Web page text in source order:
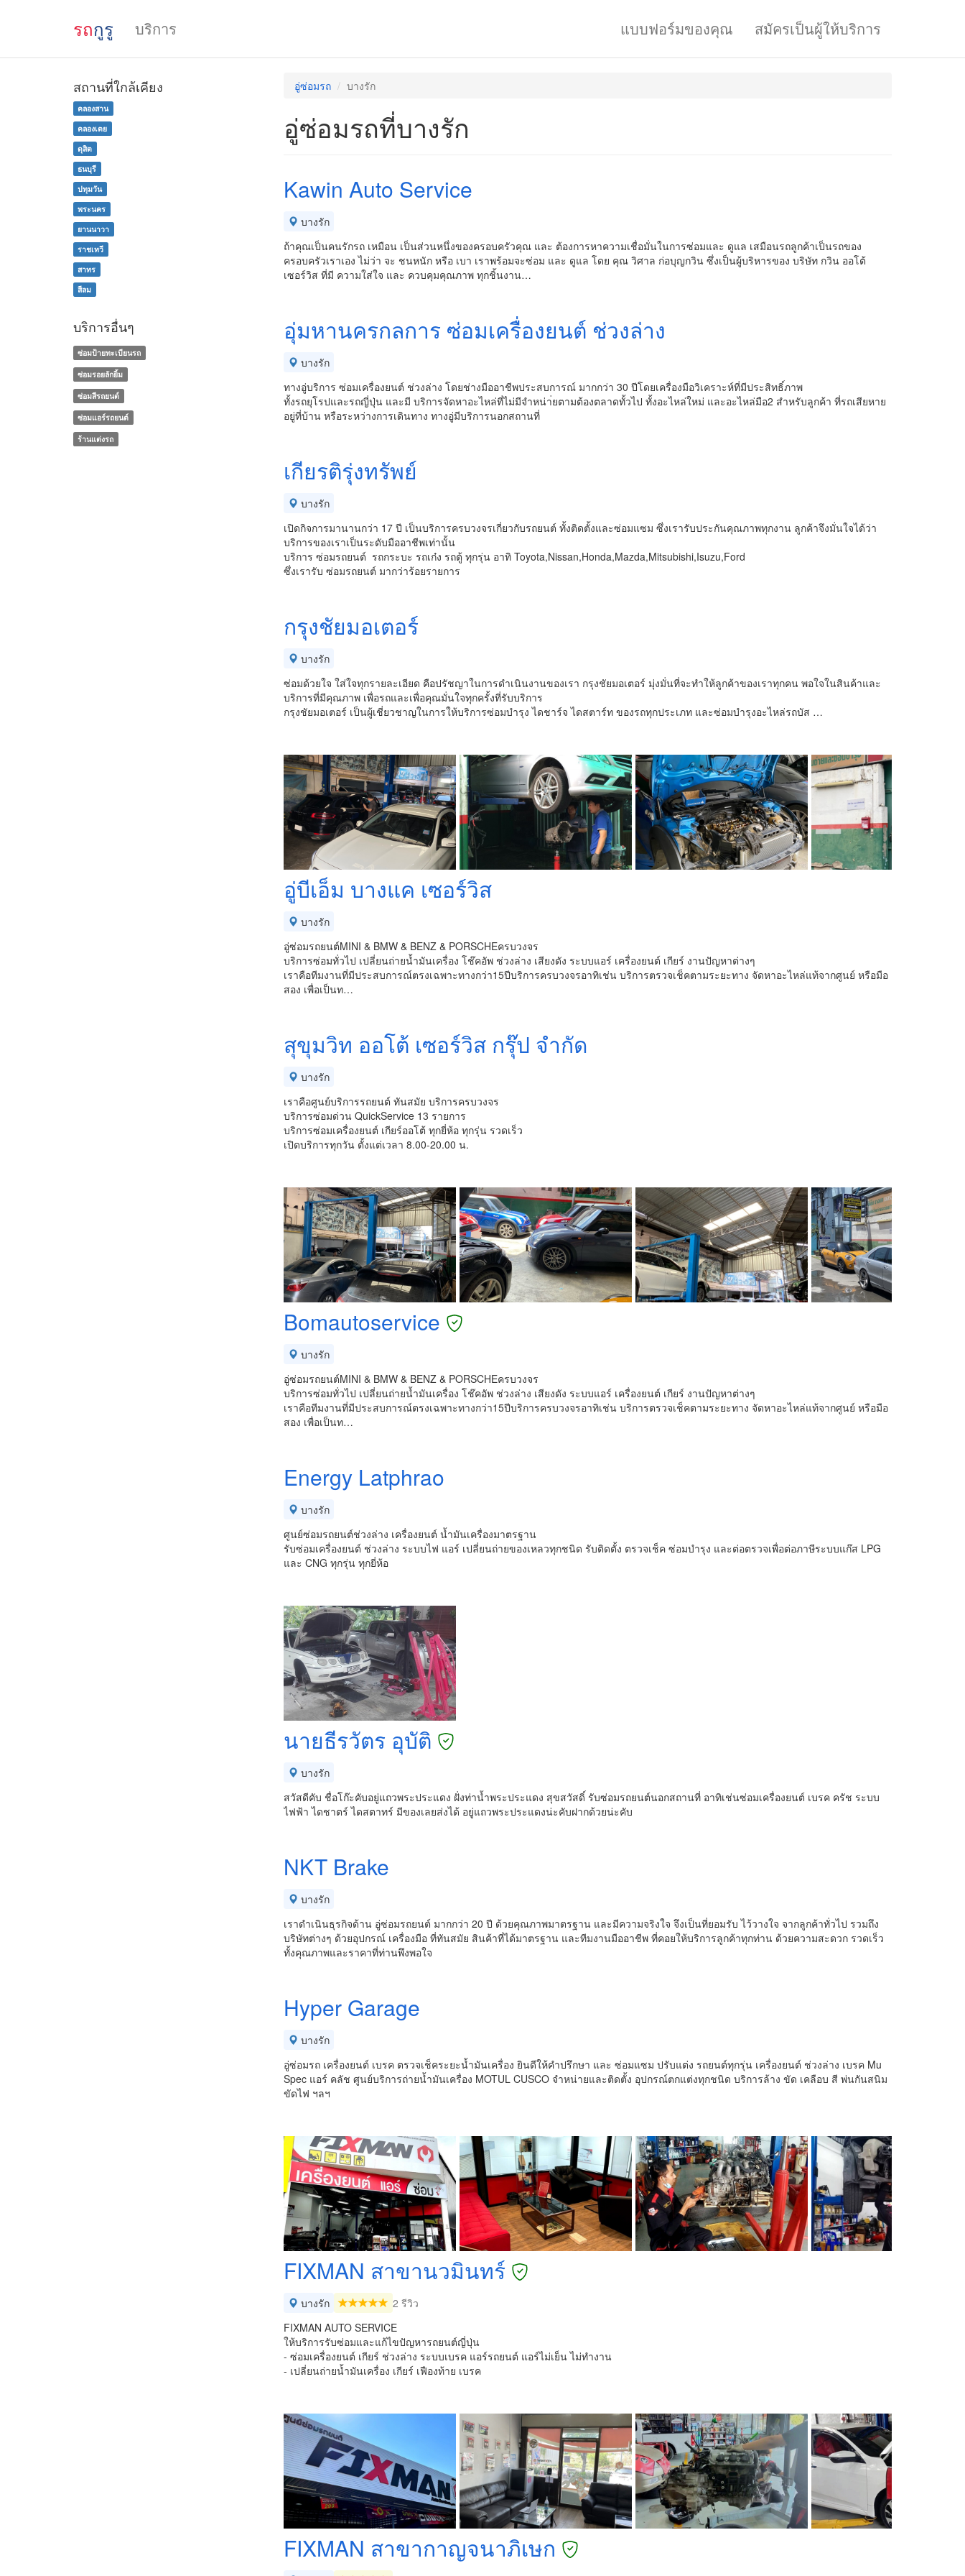
รถกูรู บริการ แบบฟอร์มของคุณ สมัครเป็นผู้ให้บริการ
อู่ซ่อมรถ บางรัก
อู่ซ่อมรถที่บางรัก
Kawin Auto Service
บางรัก
ถ้าคุณเป็นคนรักรถ เหมือน เป็นส่วนหนึ่งของครอบครัวคุณ และ ต้องการหาความเชื่อมั่นในการซ่อมและ ดูแล เสมือนรถลูกค้าเป็นรถของ
ครอบครัวเราเอง ไม่ว่า จะ ชนหนัก หรือ เบา เราพร้อมจะซ่อม และ ดูแล โดย คุณ วิศาล ก่อบุญกวิน ซึ่งเป็นผู้บริหารของ บริษัท กวิน ออโต้
เซอร์วิส ที่มี ความใส่ใจ และ ควบคุมคุณภาพ ทุกชิ้นงาน…
อุ่มหานครกลการ ซ่อมเครื่องยนต์ ช่วงล่าง
บางรัก
ทางอู่บริการ ซ่อมเครื่องยนต์ ช่วงล่าง โดยช่างมืออาชีพประสบการณ์ มากกว่า 30 ปีโดยเครื่องมือวิเคราะห์ที่มีประสิทธิ์ภาพ
ทั้งรถยุโรปและรถญี่ปุ่น และมี บริการจัดหาอะไหล่ที่ไม่มีจำหน่า่ยตามต้องตลาดทั้วไป ทั้งอะไหล่ใหม่ และอะไหล่มือ2 สำหรับลูกค้า ที่รถเสียหาย
อยู่ที่บ้าน หรือระหว่างการเดินทาง ทางอู่มีบริการนอกสถานที่
เกียรติรุ่งทรัพย์
บางรัก
เปิดกิจการมานานกว่า 17 ปี เป็นบริการครบวงจรเกี่ยวกับรถยนต์ ทั้งติดตั้งและซ่อมแซม ซึ่งเรารับประกันคุณภาพทุกงาน ลูกค้าจึงมั่นใจได้ว่า
บริการของเราเป็นระดับมืออาชีพเท่านั้น
บริการ ซ่อมรถยนต์ รถกระบะ รถเก๋ง รถตู้ ทุกรุ่น อาทิ Toyota,Nissan,Honda,Mazda,Mitsubishi,Isuzu,Ford
ซึ่งเรารับ ซ่อมรถยนต์ มากว่าร้อยรายการ
กรุงชัยมอเตอร์
บางรัก
ซ่อมด้วยใจ ใส่ใจทุกรายละเอียด คือปรัชญาในการดำเนินงานของเรา กรุงชัยมอเตอร์ มุ่งมั่นที่จะทำให้ลูกค้าของเราทุกคน พอใจในสินค้าและ
บริการที่มีคุณภาพ เพื่อรถและเพื่อคุณมั่นใจทุกครั้งที่รับบริการ
กรุงชัยมอเตอร์ เป็นผู้เชี่ยวชาญในการให้บริการซ่อมบำรุง ไดชาร์จ ไดสตาร์ท ของรถทุกประเภท และซ่อมบำรุงอะไหล่รถบัส …
อู่บีเอ็ม บางแค เซอร์วิส
บางรัก
อู่ซ่อมรถยนต์MINI & BMW & BENZ & PORSCHEครบวงจร
บริการซ่อมทั่วไป เปลี่ยนถ่ายน้ำมันเครื่อง โช๊คอัพ ช่วงล่าง เสียงดัง ระบบแอร์ เครื่องยนต์ เกียร์ งานปัญหาต่างๆ
เราคือทีมงานที่มีประสบการณ์ตรงเฉพาะทางกว่า15ปีบริการครบวงจร​อาทิเช่น​ บริการตรวจเช็คตามระยะทาง จัดหาอะไหล่แท้​จากศูนย์​ หรือมือ
สอง​ เพื่อเป็นท…
สุขุมวิท ออโต้ เซอร์วิส กรุ๊ป จำกัด
บางรัก
เราคือศูนย์บริการรถยนต์ ทันสมัย บริการครบวงจร
บริการซ่อมด่วน QuickService 13 รายการ
บริการซ่อมเครื่องยนต์ เกียร์ออโต้ ทุกยี่ห้อ ทุกรุ่น รวดเร็ว
เปิดบริการทุกวัน ตั้งแต่เวลา 8.00-20.00 น.
Bomautoservice
บางรัก
อู่ซ่อมรถยนต์MINI & BMW & BENZ & PORSCHEครบวงจร
บริการซ่อมทั่วไป เปลี่ยนถ่ายน้ำมันเครื่อง โช๊คอัพ ช่วงล่าง เสียงดัง ระบบแอร์ เครื่องยนต์ เกียร์ งานปัญหาต่างๆ
เราคือทีมงานที่มีประสบการณ์ตรงเฉพาะทางกว่า15ปีบริการครบวงจร​อาทิเช่น​ บริการตรวจเช็คตามระยะทาง จัดหาอะไหล่แท้​จากศูนย์​ หรือมือ
สอง​ เพื่อเป็นท…
Energy Latphrao
บางรัก
ศูนย์ซ่อมรถยนต์ช่วงล่าง เครื่องยนต์ น้ำมันเครื่องมาตรฐาน
รับซ่อมเครื่องยนต์ ช่วงล่าง ระบบไฟ แอร์ เปลี่ยนถ่ายของเหลวทุกชนิด รับติดตั้ง ตรวจเช็ค ซ่อมบำรุง และต่อตรวจเพื่อต่อภาษีระบบแก๊ส LPG
และ CNG ทุกรุ่น ทุกยี่ห้อ
นายธีรวัตร อุบัติ
บางรัก
สวัสดีคับ ชื่อโก๊ะคับอยู่แถวพระประแดง ฝั่งท่าน้ำพระประแดง สุขสวัสดิ์ รับซ่อมรถยนต์นอกสถานที่ อาทิเช่นซ่อมเครื่องยนต์ เบรค ครัช ระบบ
ไฟฟ้า ไดชาตร์ ไดสตาทร์ มีของเลยส่งได้ อยู่แถวพระประแดงน่ะคับฝากด้วยน่ะคับ
NKT Brake
บางรัก
เราดำเนินธุรกิจด้าน อู่ซ่อมรถยนต์ มากกว่า 20 ปี ด้วยคุณภาพมาตรฐาน และมีความจริงใจ จึงเป็นที่ยอมรับ ไว้วางใจ จากลูกค้าทั่วไป รวมถึง
บริษัทต่างๆ ด้วยอุปกรณ์ เครื่องมือ ที่ทันสมัย สินค้าที่ได้มาตรฐาน และทีมงานมืออาชีพ ที่คอยให้บริการลูกค้าทุกท่าน ด้วยความสะดวก รวดเร็ว
ทั้งคุณภาพและราคาที่ท่านพึงพอใจ
Hyper Garage
บางรัก
อู่ซ่อมรถ เครื่องยนต์ เบรค ตรวจเช็คระยะน้ำมันเครื่อง ยินดีให้คำปรึกษา และ ซ่อมแซม ปรับแต่ง รถยนต์ทุกรุ่น เครื่องยนต์ ช่วงล่าง เบรค Mu
Spec แอร์ คลัช ศูนย์บริการถ่ายน้ำมันเครื่อง MOTUL CUSCO จำหน่ายและติดตั้ง อุปกรณ์ตกแต่งทุกชนิด บริการล้าง ขัด เคลือบ สี พ่นกันสนิม
ขัดไฟ ฯลฯ
FIXMAN สาขานวมินทร์
บางรัก
2 รีวิว
FIXMAN AUTO SERVICE
ให้บริการรับซ่อมและแก้ไขปัญหารถยนต์ญี่ปุ่น
- ซ่อมเครื่องยนต์ เกียร์ ช่วงล่าง ระบบเบรค แอร์รถยนต์ แอร์ไม่เย็น ไม่ทำงาน
- เปลี่ยนถ่ายน้ำมันเครื่อง เกียร์ เฟืองท้าย เบรค
FIXMAN สาขากาญจนาภิเษก
สถานที่ใกล้เคียง
คลองสาน
คลองเตย
ดุสิต
ธนบุรี
ปทุมวัน
พระนคร
ยานนาวา
ราชเทวี
สาทร
สีลม
บริการอื่นๆ
ซ่อมป้ายทะเบียนรถ
ซ่อมรอยลักยิ้ม
ซ่อมสีรถยนต์
ซ่อมแอร์รถยนต์
ร้านแต่งรถ